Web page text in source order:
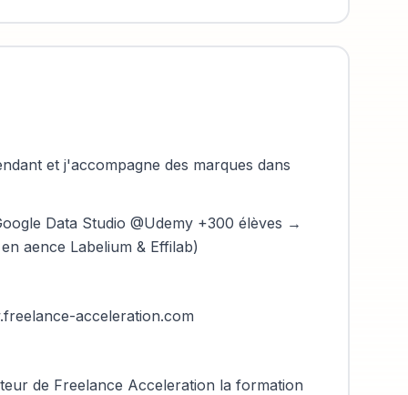
et j'accompagne des marques dans
Data Studio @Udemy +300 élèves →
aence Labelium & Effilab)
acceleration.com
de Freelance Acceleration la formation